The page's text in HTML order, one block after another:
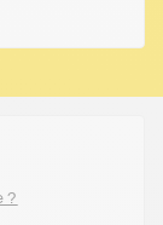
?